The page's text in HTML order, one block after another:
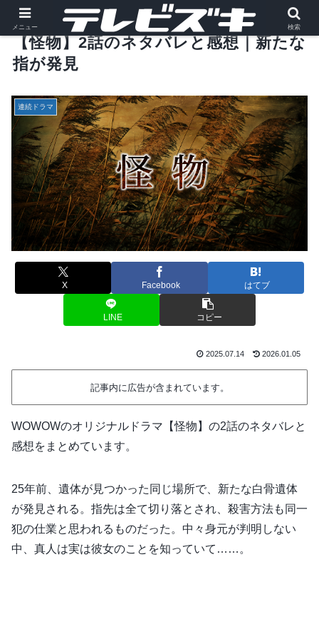
【怪物】2話のネタバレと感想｜新たな
指が発見
連続ドラマ
X Facebook はてブ
LINE コピー
2025.07.14 2026.01.05
記事内に広告が含まれています。
WOWOWのオリジナルドラマ【怪物】の2話のネタバレと
感想をまとめています。
25年前、遺体が見つかった同じ場所で、新たな白骨遺体
が発見される。指先は全て切り落とされ、殺害方法も同一
犯の仕業と思われるものだった。中々身元が判明しない
中、真人は実は彼女のことを知っていて……。
メニュー 検索